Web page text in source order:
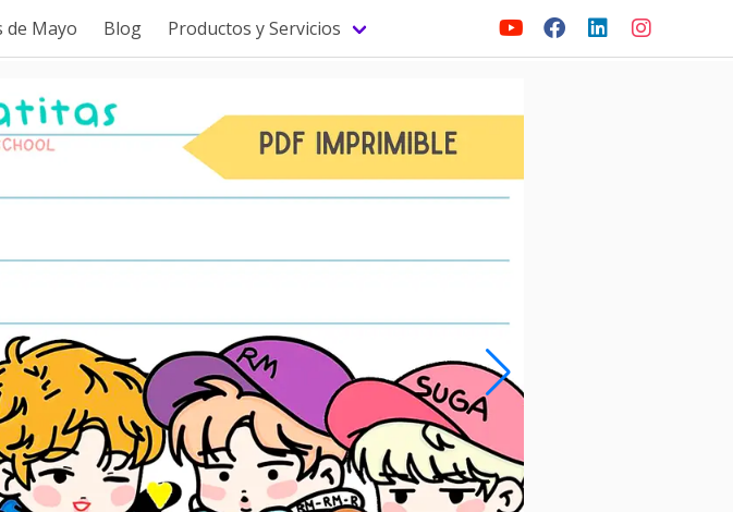
de Mayo Blog Productos y Servicios